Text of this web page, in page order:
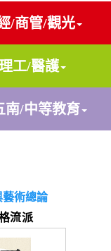
/商管/觀光
工/醫護
南/中等教育
藝術總論
流派